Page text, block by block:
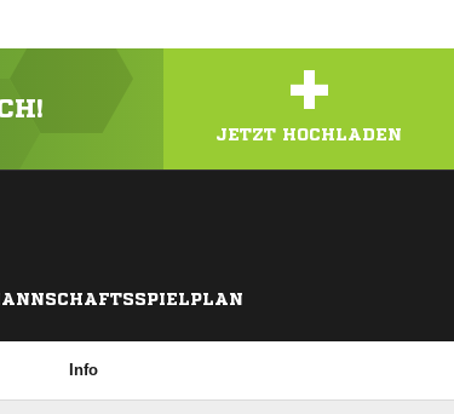
+
JETZT HOCHLADEN
Info